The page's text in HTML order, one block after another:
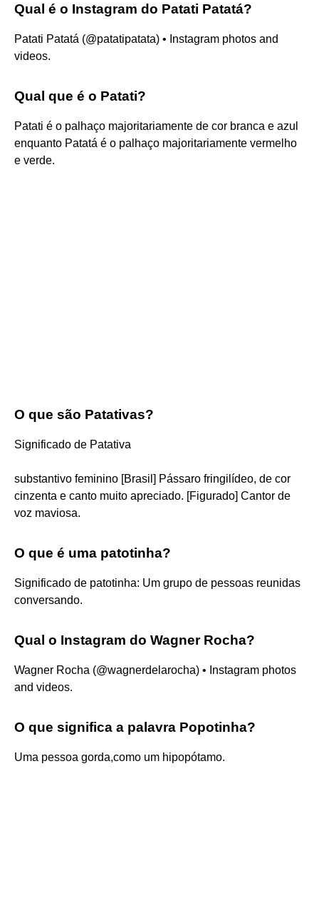
Qual é o Instagram do Patati Patatá?
Patati Patatá (@patatipatata) • Instagram photos and
videos.
Qual que é o Patati?
Patati é o palhaço majoritariamente de cor branca e azul
enquanto Patatá é o palhaço majoritariamente vermelho
e verde.
O que são Patativas?
Significado de Patativa
substantivo feminino [Brasil] Pássaro fringilídeo, de cor
cinzenta e canto muito apreciado. [Figurado] Cantor de
voz maviosa.
O que é uma patotinha?
Significado de patotinha: Um grupo de pessoas reunidas
conversando.
Qual o Instagram do Wagner Rocha?
Wagner Rocha (@wagnerdelarocha) • Instagram photos
and videos.
O que significa a palavra Popotinha?
Uma pessoa gorda,como um hipopótamo.